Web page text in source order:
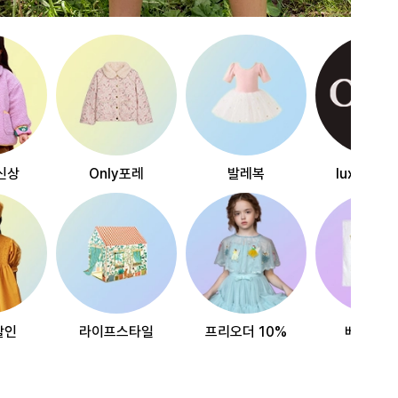
상 Only포레
라이프스타일
발레복
프리오더 10% 베스트리